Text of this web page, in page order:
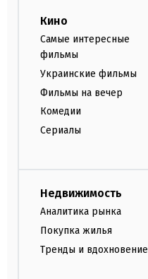
Кино
Самые интересные
фильмы
Украинские фильмы
Фильмы на вечер
Комедии
Сериалы
Недвижимость
Аналитика рынка
Покупка жилья
Тренды и вдохновение